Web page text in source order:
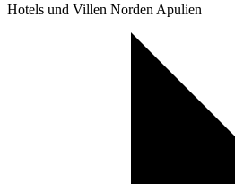
Hotels und Villen Norden Apulien